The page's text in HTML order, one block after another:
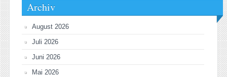
Archiv
August 2026
Juli 2026
Juni 2026
Mai 2026